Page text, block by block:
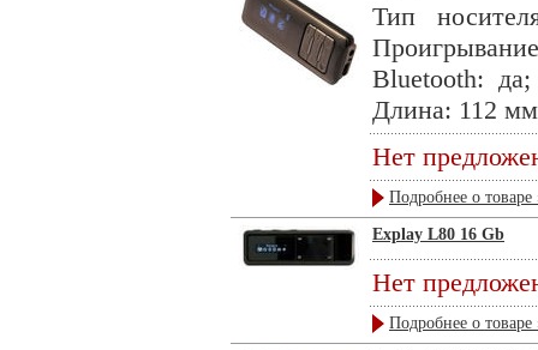
Тип
Bluetooth:
Длина: 112
Нет
Подробнее о товаре
Explay L80 16 Gb
Нет
Подробнее о товаре